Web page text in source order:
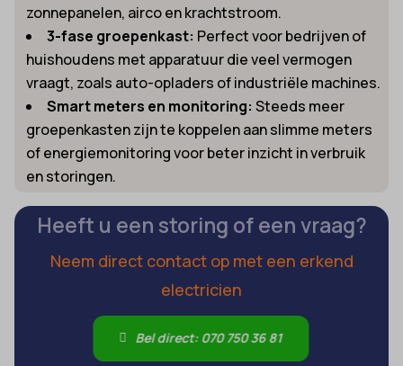
zonnepanelen, airco en krachtstroom.
3-fase groepenkast: Perfect voor bedrijven of
huishoudens met apparatuur die veel vermogen
vraagt, zoals auto-opladers of industriële machines.
Smart meters en monitoring: Steeds meer
groepenkasten zijn te koppelen aan slimme meters
of energiemonitoring voor beter inzicht in verbruik
en storingen.
Heeft u een storing of een vraag?
Neem direct contact op met een erkend
electricien
Bel direct: 070 750 36 81